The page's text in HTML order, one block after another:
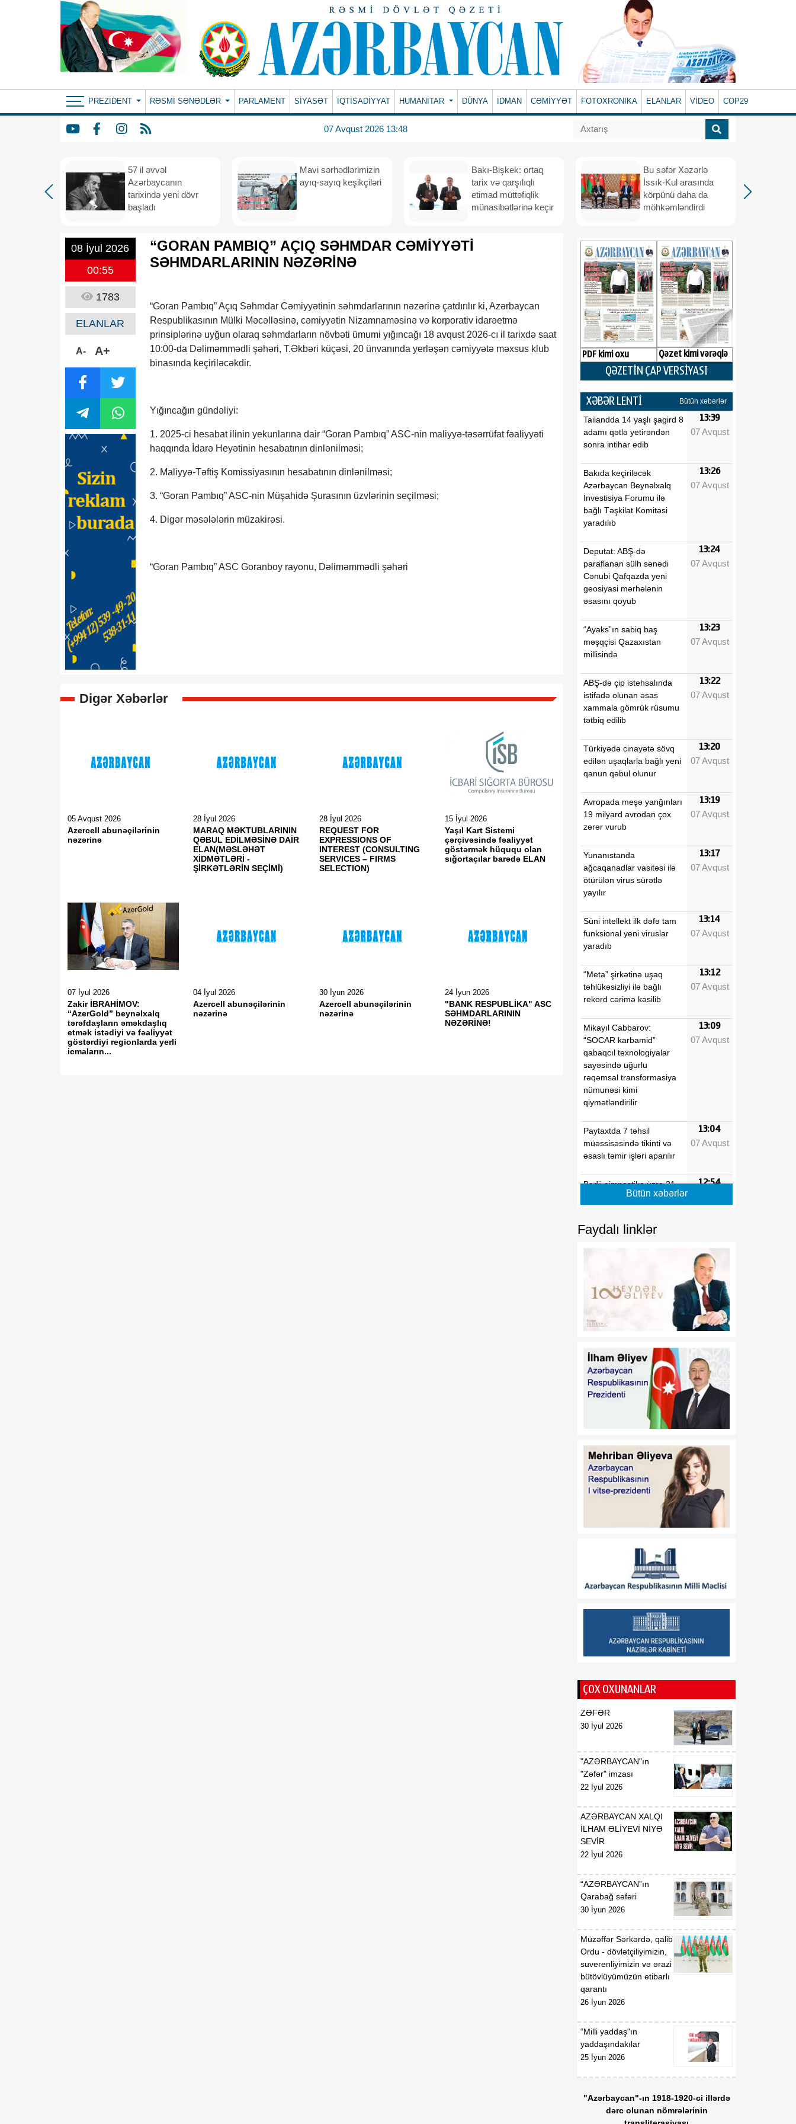
PREZIDENT RƏSMI SƏNƏDLƏR PARLAMENT SİYASƏT İQTİSADİYYAT HUMANITAR DÜNYA İDMAN CƏMİYYƏT FOTOXRONIKA ELANLAR VİDEO COP29
07 Avqust 2026 13:48
57 il əvvəl
Azərbaycanın
tarixində yeni dövr
başladı
Mavi sərhədlərimizin
ayıq-sayıq keşikçiləri
Bakı-Bişkek: ortaq
tarix və qarşılıqlı
etimad müttəfiqlik
münasibətlərinə keçir
Bu səfər Xəzərlə
İssık-Kul arasında
körpünü daha da
möhkəmləndirdi
08 İyul 2026
00:55
1783
ELANLAR
A- A+
“GORAN PAMBIQ” AÇIQ SƏHMDAR CƏMİYYƏTİ
SƏHMDARLARININ NƏZƏRİNƏ
“Goran Pambıq” Açıq Səhmdar Cəmiyyətinin səhmdarlarının nəzərinə çatdırılır ki, Azərbaycan
Respublikasının Mülki Məcəlləsinə, cəmiyyətin Nizamnaməsinə və korporativ idarəetmə
prinsiplərinə uyğun olaraq səhmdarların növbəti ümumi yığıncağı 18 avqust 2026-cı il tarixdə saat
10:00-da Dəliməmmədli şəhəri, T.Əkbəri küçəsi, 20 ünvanında yerləşən cəmiyyətə məxsus klub
binasında keçiriləcəkdir.
Yığıncağın gündəliyi:
1. 2025-ci hesabat ilinin yekunlarına dair “Goran Pambıq” ASC-nin maliyyə-təsərrüfat fəaliyyəti
haqqında İdarə Heyətinin hesabatının dinlənilməsi;
2. Maliyyə-Təftiş Komissiyasının hesabatının dinlənilməsi;
3. “Goran Pambıq” ASC-nin Müşahidə Şurasının üzvlərinin seçilməsi;
4. Digər məsələlərin müzakirəsi.
“Goran Pambıq” ASC Goranboy rayonu, Dəliməmmədli şəhəri
Digər Xəbərlər
05 Avqust 2026
Azercell abunəçilərinin
nəzərinə
28 İyul 2026
MARAQ MƏKTUBLARININ
QƏBUL EDİLMƏSİNƏ DAİR
ELAN(MƏSLƏHƏT
XİDMƏTLƏRİ -
ŞİRKƏTLƏRİN SEÇİMİ)
28 İyul 2026
REQUEST FOR
EXPRESSIONS OF
INTEREST (CONSULTING
SERVICES – FIRMS
SELECTION)
15 İyul 2026
Yaşıl Kart Sistemi
çərçivəsində fəaliyyət
göstərmək hüququ olan
sığortaçılar barədə ELAN
07 İyul 2026
Zakir İBRAHİMOV:
“AzerGold” beynəlxalq
tərəfdaşların əməkdaşlıq
etmək istədiyi və fəaliyyət
göstərdiyi regionlarda yerli
icmaların...
04 İyul 2026
Azercell abunəçilərinin
nəzərinə
30 İyun 2026
Azercell abunəçilərinin
nəzərinə
24 İyun 2026
"BANK RESPUBLİKA" ASC
SƏHMDARLARININ
NƏZƏRİNƏ!
PDF kimi oxu Qəzet kimi vərəqlə
QƏZETİN ÇAP VERSİYASI
XƏBƏR LENTİ Bütün xəbərlər
Tailandda 14 yaşlı şagird 8
adamı qətlə yetirəndən
sonra intihar edib
13:39
07 Avqust
Bakıda keçiriləcək
Azərbaycan Beynəlxalq
İnvestisiya Forumu ilə
bağlı Təşkilat Komitəsi
yaradılıb
13:26
07 Avqust
Deputat: ABŞ-də
paraflanan sülh sənədi
Cənubi Qafqazda yeni
geosiyasi mərhələnin
əsasını qoyub
13:24
07 Avqust
“Ayaks”ın sabiq baş
məşqçisi Qazaxıstan
millisində
13:23
07 Avqust
ABŞ-də çip istehsalında
istifadə olunan əsas
xammala gömrük rüsumu
tətbiq edilib
13:22
07 Avqust
Türkiyədə cinayətə sövq
edilən uşaqlarla bağlı yeni
qanun qəbul olunur
13:20
07 Avqust
Avropada meşə yanğınları
19 milyard avrodan çox
zərər vurub
13:19
07 Avqust
Yunanıstanda
ağcaqanadlar vasitəsi ilə
ötürülən virus sürətlə
yayılır
13:17
07 Avqust
Süni intellekt ilk dəfə tam
funksional yeni viruslar
yaradıb
13:14
07 Avqust
“Meta” şirkətinə uşaq
təhlükəsizliyi ilə bağlı
rekord cərimə kəsilib
13:12
07 Avqust
Mikayıl Cabbarov:
“SOCAR karbamid”
qabaqcıl texnologiyalar
sayəsində uğurlu
rəqəmsal transformasiya
nümunəsi kimi
qiymətləndirilir
13:09
07 Avqust
Paytaxtda 7 təhsil
müəssisəsində tikinti və
əsaslı təmir işləri aparılır
13:04
07 Avqust
Bədii gimnastika üzrə 31-
ci ölkə çempionatı başa
12:54
Dövlət Neft Fondu
Perunun ən böyük elektrik
07 Avqust
Azərbaycan film layihəsi
beynəlxalq nüfuzlu qrantın
qalibi olub
12:53
07 Avqust
Vaşinqton görüşü:
Azərbaycan sülh
gündəliyini və regionun
gələcək inkişaf
istiqamətlərini müəyyən
edən dövlətə çevrildi
12:51
07 Avqust
“Sinxua”: Orta Dəhlizin
strateji əhəmiyyətinin
artması Azərbaycanı
nəqliyyat-logistika habına
çevirir
12:49
07 Avqust
Donald Tramp ABŞ-də
qadağan etmək istəyir
12:13
Nabranda təmizlik aksiyası
keçirilib
07 Avqust
Lənkəranda kanalizasiya
sisteminin yenilənməsi
işlərinə başlanılıb
münasibətləri: Strateji
tərəfdaşlığın yeni vizyonu
Bütün xəbərlər
Faydalı linklər
ÇOX OXUNANLAR
ZƏFƏR
30 İyul 2026
"AZƏRBAYCAN"ın
"Zəfər" imzası
22 İyul 2026
AZƏRBAYCAN XALQI
İLHAM ƏLİYEVİ NİYƏ
SEVİR
22 İyul 2026
“AZƏRBAYCAN”ın
Qarabağ səfəri
30 İyun 2026
Müzəffər Sərkərdə, qalib
Ordu - dövlətçiliyimizin,
suverenliyimizin və ərazi
bütövlüyümüzün etibarlı
qarantı
26 İyun 2026
“Milli yaddaş"ın
yaddaşındakılar
25 İyun 2026
"Azərbaycan"-ın 1918-1920-ci illərdə
dərc olunan nömrələrinin